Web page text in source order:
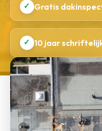
✓ Gratis
✓ 10 jaar